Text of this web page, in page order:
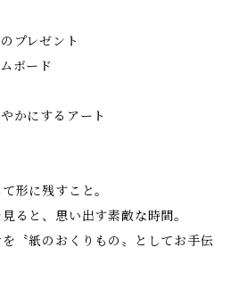
プレゼント
ボード
かにするアート
形に残すこと。
ると、思い出す素敵な時間。
〝紙のおくりもの〟としてお手伝